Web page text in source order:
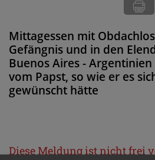
Mittagessen mit
Gefängnis und in den
Buenos Aires -
vom Papst, so wie er es
gewünscht hätte
Diese Meldung ist nicht frei